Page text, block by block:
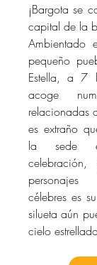
¡Bargota se
capital de la
Ambientado
pequeño
Estella, a 7
acoge
relacionadas
es extraño
la sede
célebres es
silueta aún
cielo